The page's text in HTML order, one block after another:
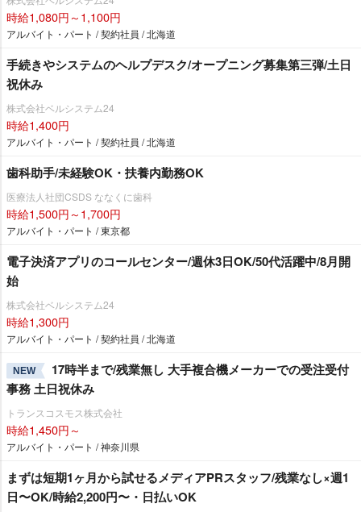
時給1,080円～1,100円
アルバイト・パート / 契約社員 / 北海道
手続きやシステムのヘルプデスク/オープニング募集第三弾/土日
祝休み
株式会社ベルシステム24
時給1,400円
アルバイト・パート / 契約社員 / 北海道
歯科助手/未経験OK・扶養内勤務OK
医療法人社団CSDS ななくに歯科
時給1,500円～1,700円
アルバイト・パート / 東京都
電子決済アプリのコールセンター/週休3日OK/50代活躍中/8月開
始
株式会社ベルシステム24
時給1,300円
アルバイト・パート / 契約社員 / 北海道
NEW
17時半まで/残業無し 大手複合機メーカーでの受注受付
事務 土日祝休み
トランスコスモス株式会社
時給1,450円～
アルバイト・パート / 神奈川県
まずは短期1ヶ月から試せるメディアPRスタッフ/残業なし×週1
日〜OK/時給2,200円〜・日払いOK